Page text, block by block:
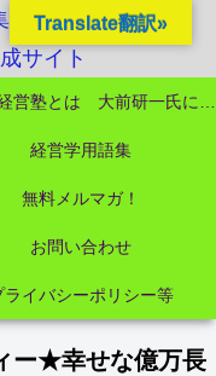
業独立成功MBA
サイト
経営学用語集
無料メルマガ！
お問い合わせ
ライバシーポリシー等
ー★幸せな億万長
Translate翻訳»